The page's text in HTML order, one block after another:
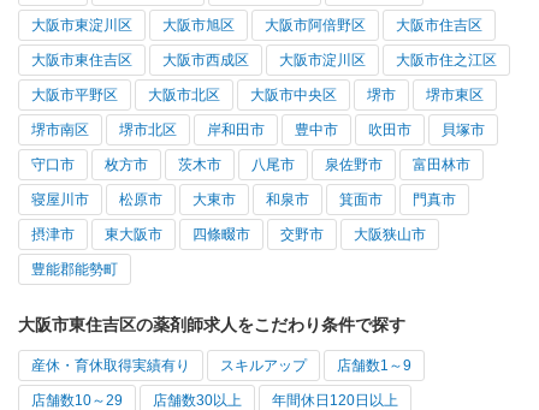
大阪市東淀川区 大阪市旭区 大阪市阿倍野区 大阪市住吉区
大阪市東住吉区 大阪市西成区 大阪市淀川区 大阪市住之江区
大阪市平野区 大阪市北区 大阪市中央区 堺市 堺市東区
堺市南区 堺市北区 岸和田市 豊中市 吹田市 貝塚市
守口市 枚方市 茨木市 八尾市 泉佐野市 富田林市
寝屋川市 松原市 大東市 和泉市 箕面市 門真市
摂津市 東大阪市 四條畷市 交野市 大阪狭山市
豊能郡能勢町
大阪市東住吉区の薬剤師求人をこだわり条件で探す
産休・育休取得実績有り スキルアップ 店舗数1～9
店舗数10～29 店舗数30以上 年間休日120日以上